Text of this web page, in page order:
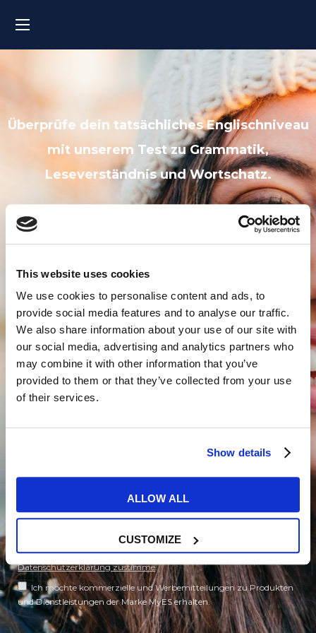
This website uses cookies
We use cookies to personalise content and ads, to
provide social media features and to analyse our traffic.
We also share information about your use of our site with
our social media, advertising and analytics partners who
may combine it with other information that you’ve
provided to them or that they’ve collected from your use
of their services.
Show details
ALLOW ALL
CUSTOMIZE
Überprüfe dein tatsächliches Englischniveau
mit unserem Test zu Grammatik,
Leseverständnis und Wortschatz.
MyES Online Entry Test
Da ich über 16 Jahre alt bin, erkläre ich, dass ich der Verarbeitung
meiner personenbezogenen Daten gemäß der
Datenschutzerklärung zustimme.
Ich möchte kommerzielle und Werbemitteilungen zu Produkten
und Dienstleistungen der Marke MyES erhalten.